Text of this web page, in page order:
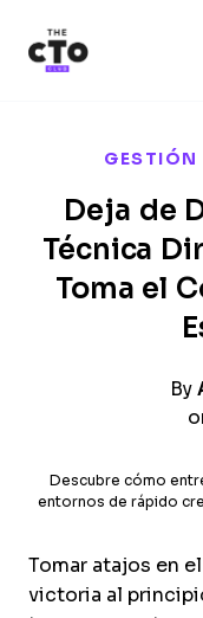
GESTIÓN
Deja de
Técnica
Toma el
By
Descubre cómo
entornos de rápido
Tomar atajos en
victoria al